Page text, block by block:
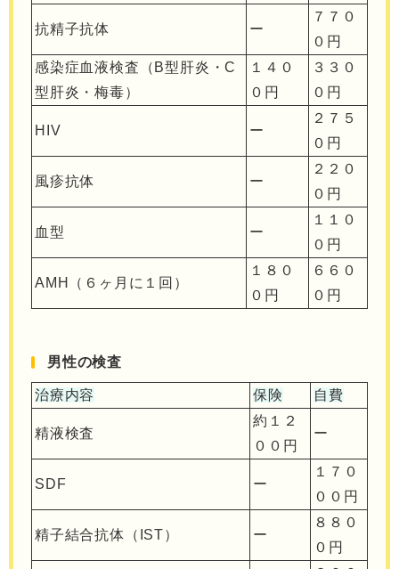
抗精子抗体 ー
７７０
０円
感染症血液検査（B型肝炎・C
型肝炎・梅毒）
１４０
０円
３３０
０円
HIV ー
２７５
０円
風疹抗体 ー
２２０
０円
血型 ー
１１０
０円
AMH（６ヶ月に１回）
１８０
０円
６６０
０円
男性の検査
治療内容 保険 自費
精液検査
約１２
００円
ー
SDF ー
１７０
００円
精子結合抗体（IST） ー
８８０
０円